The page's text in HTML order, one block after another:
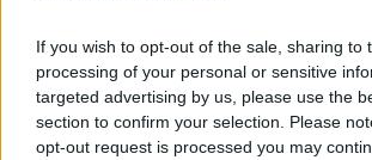
If you wish to opt-out of the sale, sharing to
processing of your personal or sensitive
targeted advertising by us, please use the
section to confirm your selection. Please
opt-out request is processed you may